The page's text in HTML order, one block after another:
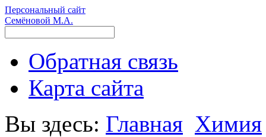
Персональный сайт
Семёновой М.А.
Обратная связь
Карта сайта
Вы здесь: Главная Химия